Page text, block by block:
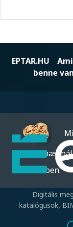
EPTAR.HU
benne
Digitális
katalógusok,
sütiket